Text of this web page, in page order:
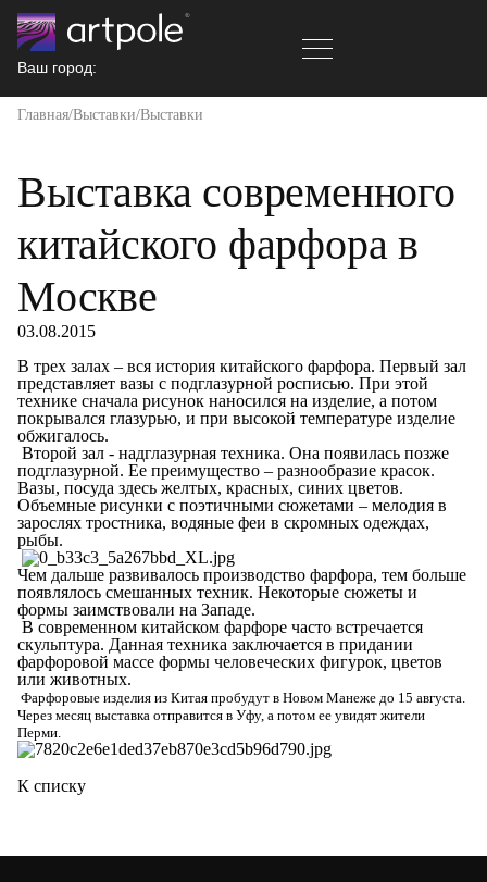
Ваш город:
Главная Выставки Выставки
Выставка современного
китайского фарфора в
Москве
03.08.2015
В трех залах – вся история китайского фарфора. Первый зал
представляет вазы с подглазурной росписью. При этой
технике сначала рисунок наносился на изделие, а потом
покрывался глазурью, и при высокой температуре изделие
обжигалось.
Второй зал - надглазурная техника. Она появилась позже
подглазурной. Ее преимущество – разнообразие красок.
Вазы, посуда здесь желтых, красных, синих цветов.
Объемные рисунки с поэтичными сюжетами – мелодия в
зарослях тростника, водяные феи в скромных одеждах,
рыбы.
Чем дальше развивалось производство фарфора, тем больше
появлялось смешанных техник. Некоторые сюжеты и
формы заимствовали на Западе.
В современном китайском фарфоре часто встречается
скульптура. Данная техника заключается в придании
фарфоровой массе формы человеческих фигурок, цветов
или животных.
Фарфоровые изделия из Китая пробудут в Новом Манеже до 15 августа.
Через месяц выставка отправится в Уфу, а потом ее увидят жители
Перми.
К списку